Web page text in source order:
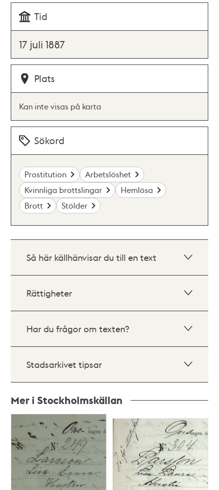
Tid
17 juli 1887
Plats
Kan inte visas på karta
Sökord
Prostitution
Arbetslöshet
Kvinnliga brottslingar
Hemlösa
Brott
Stölder
Så här källhänvisar du till en text
Rättigheter
Har du frågor om texten?
Stadsarkivet tipsar
Mer i Stockholmskällan
poster
och